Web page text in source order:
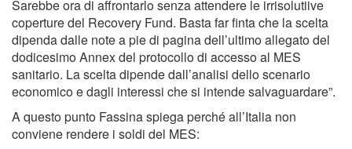
Sarebbe ora di affrontarlo senza attendere le irrisolutiive
coperture del Recovery Fund. Basta far finta che la scelta
dipenda dalle note a pie di pagina dell’ultimo allegato del
dodicesimo Annex del protocollo di accesso al MES
sanitario. La scelta dipende dall’analisi dello scenario
economico e dagli interessi che si intende salvaguardare”.
A questo punto Fassina spiega perché all’Italia non
conviene rendere i soldi del MES: